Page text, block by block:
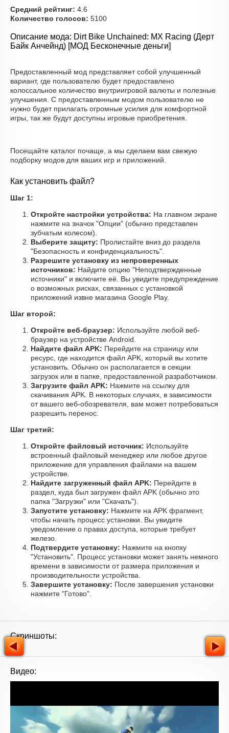
Средний рейтинг: 4.6
Количество голосов: 5100
Описание мода: Dirt Bike Unchained: MX Racing (Дерт
Байк Анчейнд) [МОД Бесконечные деньги]
Предоставленный мод представляет собой улучшенный
вариант, где пользователю будет предоставлено
колоссальное количество внутриигровой валюты и полезные
улучшения. С предоставленным модом пользователю не
нужно будет прилагать огромные усилия для комфортной
игры, так же будут доступны игровые приобретения.
Посещайте каталог почаще, а мы сделаем вам свежую
подборку модов для ваших игр и приложений.
Как установить файл?
Шаг 1:
Откройте настройки устройства: На главном экране
нажмите на значок "Опции" (обычно представлен
зубчатым колесом).
Выберите защиту: Пролистайте вниз до раздела
"Безопасность и конфиденциальность".
Разрешите установку из непроверенных
источников: Найдите опцию "Неподтвержденные
источники" и включите её. Вы увидите предупреждение
о возможных рисках, связанных с установкой
приложений извне магазина Google Play.
Шаг второй:
Откройте веб-браузер: Используйте любой веб-
браузер на устройстве Android.
Найдите файл APK: Перейдите на страницу или
ресурс, где находится файл APK, который вы хотите
установить. Обычно он располагается в секции
загрузок или в папке, предоставленной разработчиком.
Загрузите файл APK: Нажмите на ссылку для
скачивания APK. В некоторых случаях, в зависимости
от вашего веб-обозревателя, вам может потребоваться
разрешить перенос.
Шаг третий:
Откройте файловый источник: Используйте
встроенный файловый менеджер или любое другое
приложение для управления файлами на вашем
устройстве.
Найдите загруженный файл APK: Перейдите в
раздел, куда был загружен файл APK (обычно это
папка "Загрузки" или "Скачать").
Запустите установку: Нажмите на APK фрагмент,
чтобы начать процесс установки. Вы увидите
уведомление о правах доступа, которые требует
железо.
Подтвердите установку: Нажмите на кнопку
"Установить". Процесс установки может занять немного
времени в зависимости от размера приложения и
производительности устройства.
Завершите установку: После завершения установки
нажмите "Готово".
Скриншоты:
Видео: